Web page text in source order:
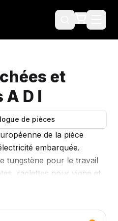
et
D I
de pièces
de la pièce
embarquée.
tungstène pour le travail
raclettes pour vigne et
aussi reconnu depuis 25
agricole, le BTP,